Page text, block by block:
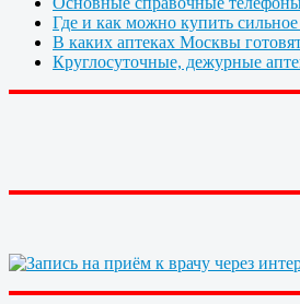
Где и как можно купить
В каких аптеках Москвы
Круглосуточные, дежурные